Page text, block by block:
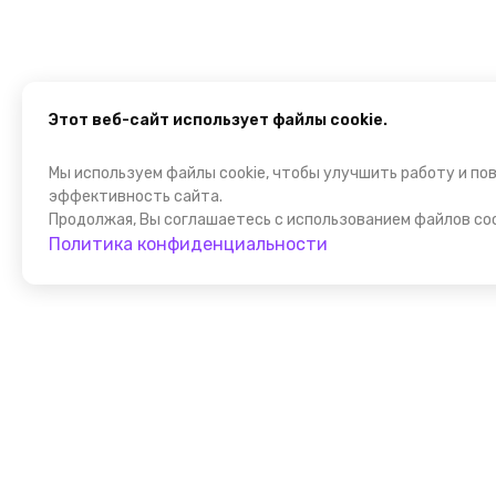
Этот веб-сайт использует файлы cookie.
Мы используем файлы cookie, чтобы улучшить работу и
эффективность сайта.
Продолжая, Вы соглашаетесь с использованием файлов
Политика конфиденциальности